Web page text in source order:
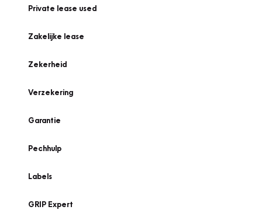
Private lease used
Zakelijke lease
Zekerheid
Verzekering
Garantie
Pechhulp
Labels
GRIP Expert